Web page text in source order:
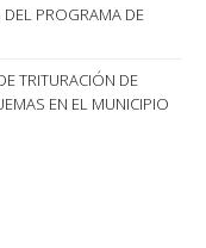
PROGRAMA DE
TRITURACIÓN DE
EN EL MUNICIPIO